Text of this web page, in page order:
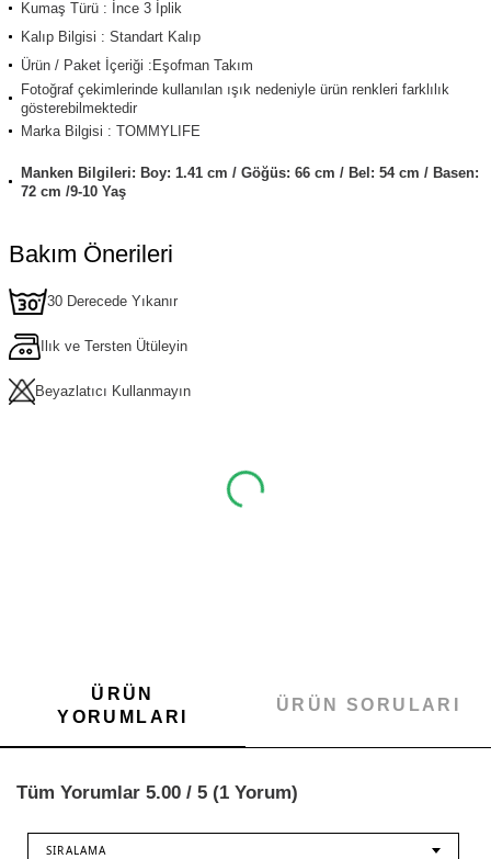
Kumaş Türü : İnce 3 İplik
Kalıp Bilgisi : Standart Kalıp
Ürün / Paket İçeriği :Eşofman Takım
Fotoğraf çekimlerinde kullanılan ışık nedeniyle ürün renkleri farklılık
gösterebilmektedir
Marka Bilgisi : TOMMYLIFE
Manken Bilgileri: Boy: 1.41 cm / Göğüs: 66 cm / Bel: 54 cm / Basen:
72 cm /9-10 Yaş
Bakım Önerileri
30 Derecede Yıkanır
Ilık ve Tersten Ütüleyin
Beyazlatıcı Kullanmayın
ÜRÜN
YORUMLARI
ÜRÜN SORULARI
Tüm Yorumlar 5.00 / 5 (1 Yorum)
SIRALAMA